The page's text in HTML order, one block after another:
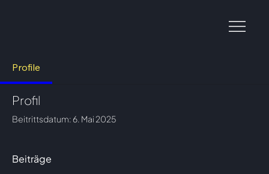
Profile
Profil
Beitrittsdatum: 6. Mai 2025
Beiträge